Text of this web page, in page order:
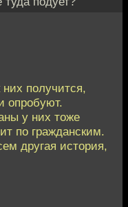
получится,
опробуют.
у них тоже
по гражданским.
другая история,